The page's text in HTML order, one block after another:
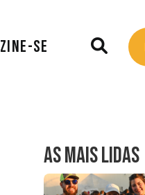
ZINE-SE
AS MAIS LIDAS